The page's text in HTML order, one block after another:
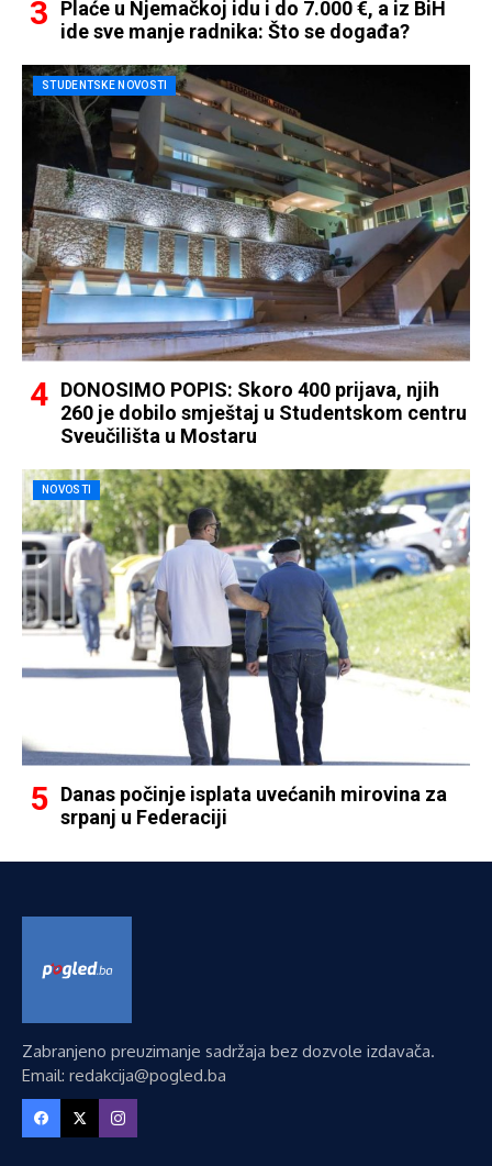
Plaće u Njemačkoj idu i do 7.000 €, a iz BiH
ide sve manje radnika: Što se događa?
STUDENTSKE NOVOSTI
DONOSIMO POPIS: Skoro 400 prijava, njih
260 je dobilo smještaj u Studentskom centru
Sveučilišta u Mostaru
NOVOSTI
Danas počinje isplata uvećanih mirovina za
srpanj u Federaciji
Zabranjeno preuzimanje sadržaja bez dozvole izdavača.
Email: redakcija@pogled.ba